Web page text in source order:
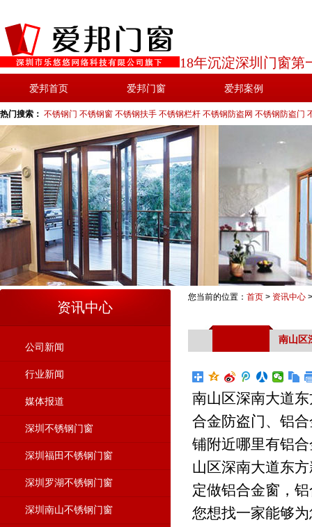
18年沉淀深圳门窗第
爱邦首页 爱邦门窗 爱邦案例
热门搜索： 不锈钢门 不锈钢窗 不锈钢扶手 不锈钢栏杆 不锈钢防盗网 不锈钢防盗门
资讯中心
公司新闻
行业新闻
媒体报道
深圳不锈钢门窗
深圳福田不锈钢门窗
深圳罗湖不锈钢门窗
深圳南山不锈钢门窗
您当前的位置： 首页 > 资讯中心
南山区
南山区深南大道
合金防盗门、铝
铺附近哪里有铝
山区深南大道东
定做铝合金窗，
您想找一家能够